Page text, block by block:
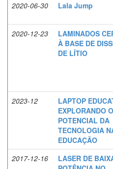
2020-06-30 Lala Jump
2020-12-23
LAMINADOS
À BASE DE
DE LÍTIO
2023-12
LAPTOP
EXPLORANDO O
POTENCIAL DA
TECNOLOGIA
EDUCAÇÃO
2017-12-16
LASER DE